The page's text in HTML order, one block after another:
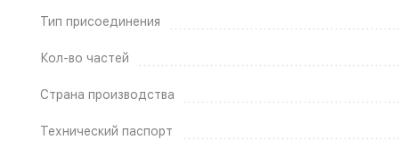
Тип присоединения
Кол-во частей
Страна производства
Технический паспорт